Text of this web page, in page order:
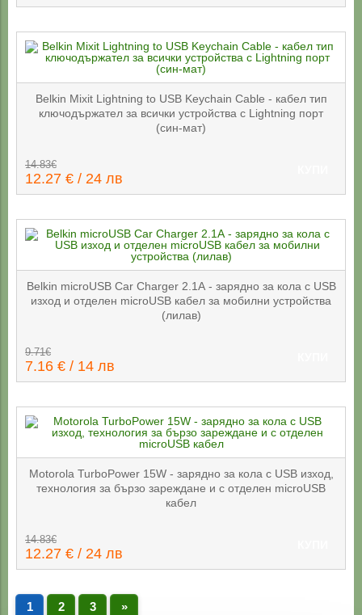
Belkin Mixit Lightning to USB Keychain Cable - кабел тип
ключодържател за всички устройства с Lightning порт
(син-мат)
14.83€
12.27 € / 24 лв
Belkin microUSB Car Charger 2.1А - зарядно за кола с USB
изход и отделен microUSB кабел за мобилни устройства
(лилав)
9.71€
7.16 € / 14 лв
Motorola TurboPower 15W - зарядно за кола с USB изход,
технология за бързо зареждане и с отделен microUSB
кабел
14.83€
12.27 € / 24 лв
1 2 3 »